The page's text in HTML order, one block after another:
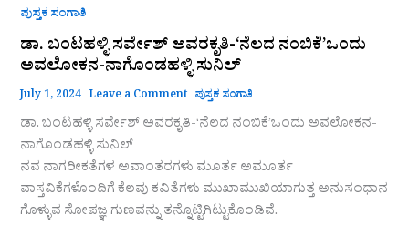
ಪುಸ್ತಕ ಸಂಗಾತಿ
ಡಾ. ಬಂಟಹಳ್ಳಿ ಸರ್ವೇಶ್ ಅವರಕೃತಿ-‘ನೆಲದ ನಂಬಿಕೆ’ಒಂದು
ಅವಲೋಕನ-ನಾಗೊಂಡಹಳ್ಳಿ ಸುನಿಲ್
July 1, 2024 Leave a Comment ಪುಸ್ತಕ ಸಂಗಾತಿ
ಡಾ. ಬಂಟಹಳ್ಳಿ ಸರ್ವೇಶ್ ಅವರಕೃತಿ-‘ನೆಲದ ನಂಬಿಕೆ’ಒಂದು ಅವಲೋಕನ-
ನಾಗೊಂಡಹಳ್ಳಿ ಸುನಿಲ್
ನವ ನಾಗರೀಕತೆಗಳ ಅವಾಂತರಗಳು ಮೂರ್ತ ಅಮೂರ್ತ
ವಾಸ್ತವಿಕೆಗಳೊಂದಿಗೆ ಕೆಲವು ಕವಿತೆಗಳು ಮುಖಾಮುಖಿಯಾಗುತ್ತ ಅನುಸಂಧಾನ
ಗೊಳ್ಳುವ ಸೋಪಜ್ಞ ಗುಣವನ್ನು ತನ್ನೊಟ್ಟಿಗಿಟ್ಟುಕೊಂಡಿವೆ.